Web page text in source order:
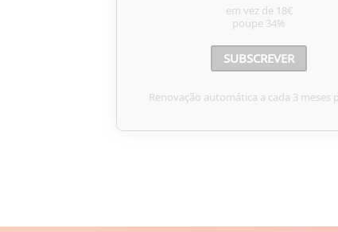
em vez de 18€
poupe 34%
SUBSCREVER
Renovação automática a cada 3 meses